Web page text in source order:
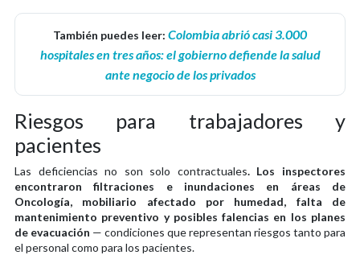
También puedes leer: Colombia abrió casi 3.000
hospitales en tres años: el gobierno defiende la salud
ante negocio de los privados
Riesgos para trabajadores y
pacientes
Las deficiencias no son solo contractuales. Los inspectores
encontraron filtraciones e inundaciones en áreas de
Oncología, mobiliario afectado por humedad, falta de
mantenimiento preventivo y posibles falencias en los planes
de evacuación — condiciones que representan riesgos tanto para
el personal como para los pacientes.